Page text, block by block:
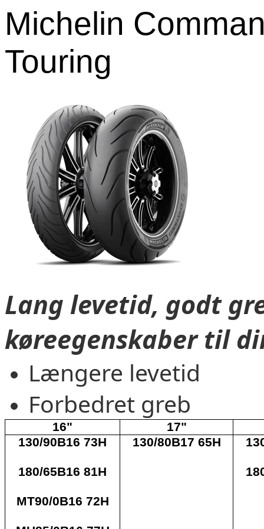
Michelin
Touring
Lang levetid, godt
køreegenskaber til
Længere levetid
Forbedret greb
16"
17"
130/90B16 73H
180/65B16 81H
MT90/0B16 72H
130/80B17 65H